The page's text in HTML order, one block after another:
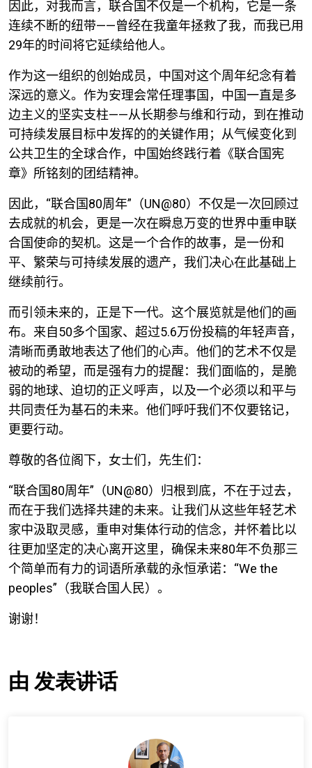
因此，对我而言，联合国不仅是一个机构，它是一条
连续不断的纽带——曾经在我童年拯救了我，而我已用
29年的时间将它延续给他人。
作为这一组织的创始成员，中国对这个周年纪念有着
深远的意义。作为安理会常任理事国，中国一直是多
边主义的坚实支柱——从长期参与维和行动，到在推动
可持续发展目标中发挥的的关键作用；从气候变化到
公共卫生的全球合作，中国始终践行着《联合国宪
章》所铭刻的团结精神。
因此，“联合国80周年”（UN@80）不仅是一次回顾过
去成就的机会，更是一次在瞬息万变的世界中重申联
合国使命的契机。这是一个合作的故事，是一份和
平、繁荣与可持续发展的遗产，我们决心在此基础上
继续前行。
而引领未来的，正是下一代。这个展览就是他们的画
布。来自50多个国家、超过5.6万份投稿的年轻声音，
清晰而勇敢地表达了他们的心声。他们的艺术不仅是
被动的希望，而是强有力的提醒：我们面临的，是脆
弱的地球、迫切的正义呼声，以及一个必须以和平与
共同责任为基石的未来。他们呼吁我们不仅要铭记，
更要行动。
尊敬的各位阁下，女士们，先生们：
“联合国80周年”（UN@80）归根到底，不在于过去，
而在于我们选择共建的未来。让我们从这些年轻艺术
家中汲取灵感，重申对集体行动的信念，并怀着比以
往更加坚定的决心离开这里，确保未来80年不负那三
个简单而有力的词语所承载的永恒承诺：“We the
peoples”（我联合国人民）。
谢谢！
由 发表讲话